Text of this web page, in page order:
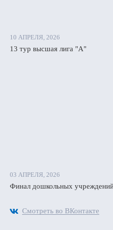
10 АПРЕЛЯ, 2026
13 тур высшая лига "А"
03 АПРЕЛЯ, 2026
Финал дошкольных
Смотреть во ВКонтакте